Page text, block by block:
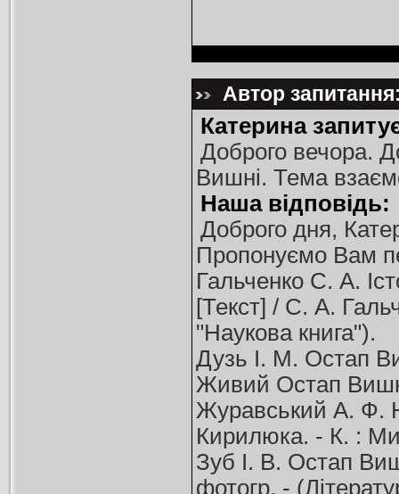
Автор
Катерина
Доброго вечора.
Вишні. Тема
Наша відповідь:
Доброго дня,
Пропонуємо Вам
Гальченко С. А.
[Текст] / С. А.
"Наукова книга").
Дузь І. М. Остап
Живий Остап
Журавський А. Ф.
Кирилюка. - К. :
Зуб І. В. Остап
фотогр. -